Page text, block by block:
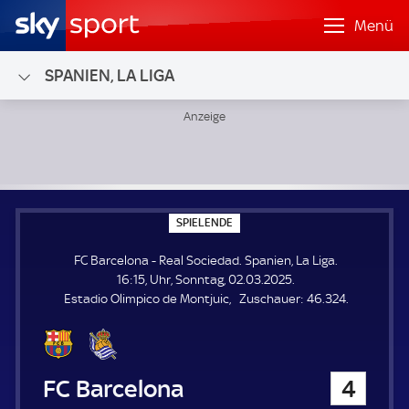
Menü
SPANIEN, LA LIGA
SPIELENDE
P
E
L
E
N
FC Barcelona - Real Sociedad. Spanien, La Liga.
16:15, Uhr, Sonntag, 02.03.2025.
Estadio Olimpico de Montjuic
Zuschauer: Z
46.324.
FC Barcelona 4